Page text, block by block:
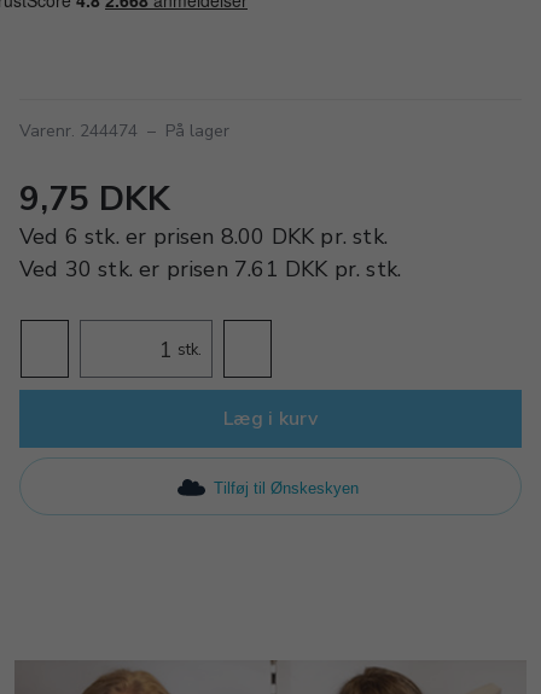
Varenr. 244474 – På lager
9,75 DKK
Ved 6 stk. er prisen 8.00 DKK pr.stk.
Ved 30 stk. er prisen 7.61 DKK pr.stk.
stk.
Læg i kurv
Tilføj til Ønskeskyen